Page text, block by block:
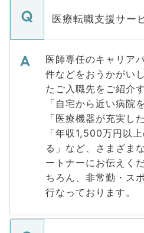
医療転職支援サー
医師専任のキャリア
件などをおうかがい
たご入職先をご紹介
「自宅から近い病院
「医療機器が充実し
「年収1,500万円以
る」など、さまざま
ートナーにお伝えく
ちろん、非常勤・ス
行なっております。